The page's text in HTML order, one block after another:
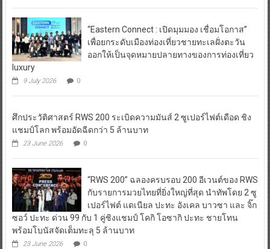
“Eastern Connect : เปิดมุมมอง เชื่อมโอกาส”
เพื่อยกระดับเมืองท่องเที่ยวชายทะเลฝั่งตะวัน
ออกให้เป็นจุดหมายปลายทางของการท่องเที่ยว
luxury
9 July 2026 0
ศึกประวัติศาสตร์ RWS 200 ระเบิดความมันส์ 2 ซูเปอร์ไฟต์เดือด ชิง
แชมป์โลก พร้อมอัดฉีดกว่า 5 ล้านบาท
23 June 2026 0
“RWS 200” ฉลองครบรอบ 200 อีเวนต์ของ RWS
กับรายการมวยไทยที่ยิ่งใหญ่ที่สุด นำทัพโดย 2 ซู
เปอร์ไฟต์ แดเนียล ปะทะ อังเคล บาวซา และ จิ๊ก
ซอว์ ปะทะ ด่วน 99 กับ 1 คู่ชิงแชมป์ โคกิ โอซากิ ปะทะ ชายโทน
พร้อมโบนัสจัดเต็มทะลุ 5 ล้านบาท
23 June 2026 0